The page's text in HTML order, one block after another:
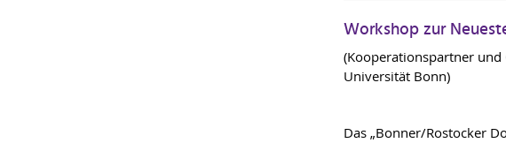
Workshop zur
(Kooperationspartner und
Universität Bonn)
Das „Bonner/Rostocker